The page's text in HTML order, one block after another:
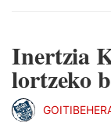
Inertzia
lortzeko